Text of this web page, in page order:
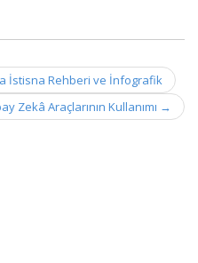
İstisna Rehberi ve İnfografik
Zekâ Araçlarının Kullanımı →